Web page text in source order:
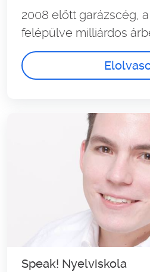
2008 előtt garázscég,
felépülve milliárdos
Speak! Nyelviskola